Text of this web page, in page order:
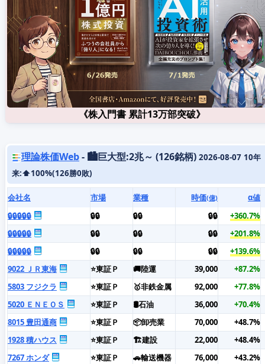
《株入門書 累計13万部突破》
理論株価Web- 🏙️巨大型:2兆～ (126銘柄) 2026-08-07 10年
来:⬆️100%(126勝0敗)
会社名 市場 業種 時価(億)
α値
🔒🔒🔒🔒🔒
🔒🔒 🔒🔒 🔒🔒
+360.7%
🔒🔒🔒🔒🔒
🔒🔒 🔒🔒 🔒🔒
+201.8%
🔒🔒🔒🔒🔒
🔒🔒 🔒🔒 🔒🔒
+139.6%
9022 ＪＲ東海
⭐東証Ｐ 🚚陸運 39,000
+87.2%
5803 フジクラ
⭐東証Ｐ 🥇非鉄金属 92,000
+77.8%
5020 ＥＮＥＯＳ
⭐東証Ｐ 🛢️石油 36,000
+70.4%
8015 豊田通商
⭐東証Ｐ 📦卸売業 70,000
+48.7%
1928 積ハウス
⭐東証Ｐ 🏗️建設 22,000
+48.4%
7267 ホンダ
⭐東証Ｐ 🚗輸送機器 76,000
+43.2%